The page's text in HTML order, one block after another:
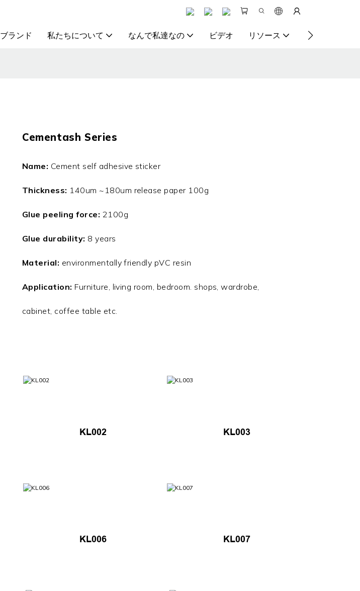
ブランド 私たちについて なんで私達なの ビデオ リソース お問い合わせ
Cementash Series
Name: Cement self adhesive sticker
Thickness: 140um ~180um release paper 100g
Glue peeling force: 2100g
Glue durability: 8 years
Material: environmentally friendly pVC resin
Application: Furniture, living room, bedroom. shops, wardrobe,
cabinet, coffee table etc.
KL002 KL003
KL006 KL007